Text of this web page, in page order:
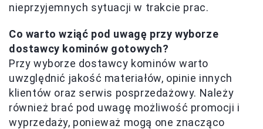
nieprzyjemnych sytuacji w trakcie prac.
Co warto wziąć pod uwagę przy wyborze
dostawcy kominów gotowych?
Przy wyborze dostawcy kominów warto
uwzględnić jakość materiałów, opinie innych
klientów oraz serwis posprzedażowy. Należy
również brać pod uwagę możliwość promocji i
wyprzedaży, ponieważ mogą one znacząco